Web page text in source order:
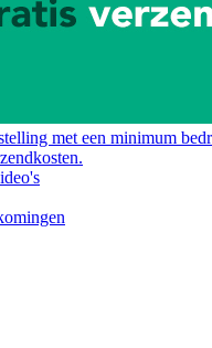
met een minimum